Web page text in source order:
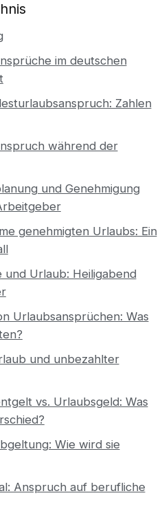
im deutschen
Zahlen
während der
und Genehmigung
genehmigten Urlaubs: Ein
und Urlaub: Heiligabend
Urlaubsansprüchen: Was
und unbezahlter
vs. Urlaubsgeld: Was
Wie wird sie
Anspruch auf berufliche